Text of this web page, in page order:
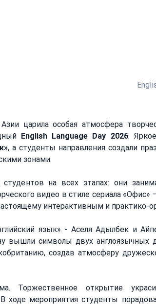
царила особая атмосфера
English Language Day 2026.
, а студенты направления создали
зонами.
на всех этапах: они
видео в стиле сериала «Офис»
интерактивным и практико-
язык» - Аселя Адылбек и
вышли символы двух англоязычных
создав атмосферу
Торжественное открытие
мероприятия студенты